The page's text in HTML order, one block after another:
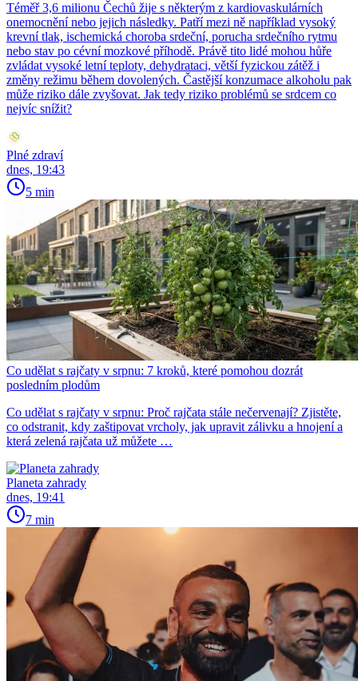
Téměř 3,6 milionu Čechů žije s některým z kardiovaskulárních
onemocnění nebo jejich následky. Patří mezi ně například vysoký
krevní tlak, ischemická choroba srdeční, porucha srdečního rytmu
nebo stav po cévní mozkové příhodě. Právě tito lidé mohou hůře
zvládat vysoké letní teploty, dehydrataci, větší fyzickou zátěž i
změny režimu během dovolených. Častější konzumace alkoholu pak
může riziko dále zvyšovat. Jak tedy riziko problémů se srdcem co
nejvíc snížit?
Plné zdraví
dnes, 19:43
5 min
Co udělat s rajčaty v srpnu: 7 kroků, které pomohou dozrát
posledním plodům
Co udělat s rajčaty v srpnu: Proč rajčata stále nečervenají? Zjistěte,
co odstranit, kdy zaštipovat vrcholy, jak upravit zálivku a hnojení a
která zelená rajčata už můžete …
Planeta zahrady
dnes, 19:41
7 min